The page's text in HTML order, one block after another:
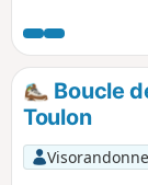
de l'ancienne
banlieue de
dans des bois
très humide.,
Boucle
Toulon